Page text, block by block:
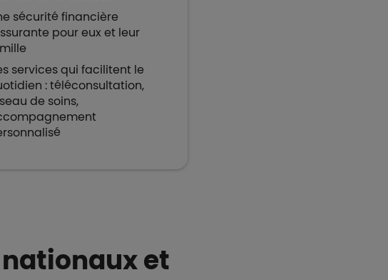
sécurité financière
pour eux et leur
services qui facilitent le
: téléconsultation,
de soins,
et